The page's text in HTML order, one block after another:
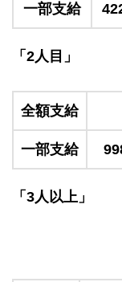
一部支給
「2人目」
全額支給
一部支給
「3人以上」